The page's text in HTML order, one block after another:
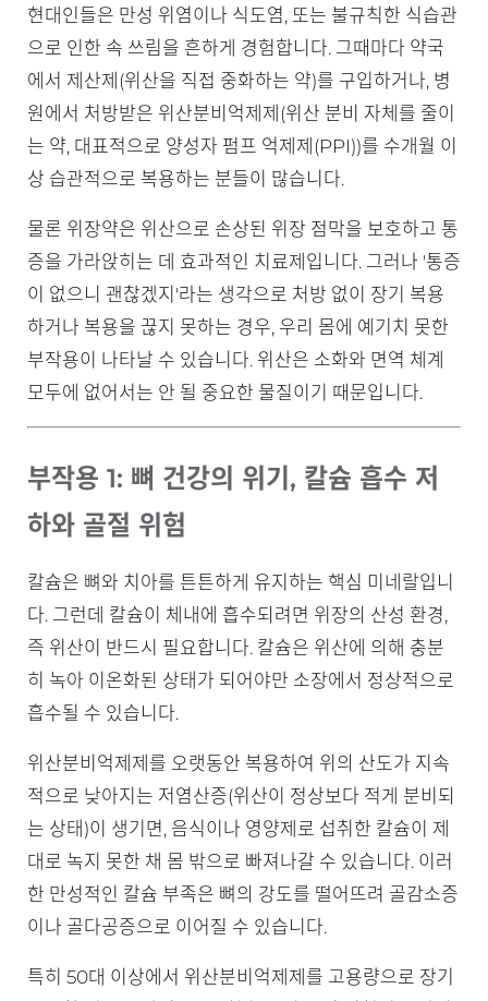
현대인들은 만성 위염이나 식도염, 또는 불규칙한 식습관
으로 인한 속 쓰림을 흔하게 경험합니다. 그때마다 약국
에서 제산제(위산을 직접 중화하는 약)를 구입하거나, 병
원에서 처방받은 위산분비억제제(위산 분비 자체를 줄이
는 약, 대표적으로 양성자 펌프 억제제(PPI))를 수개월 이
상 습관적으로 복용하는 분들이 많습니다.
물론 위장약은 위산으로 손상된 위장 점막을 보호하고 통
증을 가라앉히는 데 효과적인 치료제입니다. 그러나 '통증
이 없으니 괜찮겠지'라는 생각으로 처방 없이 장기 복용
하거나 복용을 끊지 못하는 경우, 우리 몸에 예기치 못한
부작용이 나타날 수 있습니다. 위산은 소화와 면역 체계
모두에 없어서는 안 될 중요한 물질이기 때문입니다.
부작용 1: 뼈 건강의 위기, 칼슘 흡수 저
하와 골절 위험
칼슘은 뼈와 치아를 튼튼하게 유지하는 핵심 미네랄입니
다. 그런데 칼슘이 체내에 흡수되려면 위장의 산성 환경,
즉 위산이 반드시 필요합니다. 칼슘은 위산에 의해 충분
히 녹아 이온화된 상태가 되어야만 소장에서 정상적으로
흡수될 수 있습니다.
위산분비억제제를 오랫동안 복용하여 위의 산도가 지속
적으로 낮아지는 저염산증(위산이 정상보다 적게 분비되
는 상태)이 생기면, 음식이나 영양제로 섭취한 칼슘이 제
대로 녹지 못한 채 몸 밖으로 빠져나갈 수 있습니다. 이러
한 만성적인 칼슘 부족은 뼈의 강도를 떨어뜨려 골감소증
이나 골다공증으로 이어질 수 있습니다.
특히 50대 이상에서 위산분비억제제를 고용량으로 장기